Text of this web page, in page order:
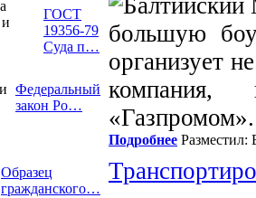
ГОСТ
19356-79
Суда п…
Федеральный
закон Ро…
Образец
гражданского…
большую
организует
компания,
«Газпромом».
Подробнее Разместил: